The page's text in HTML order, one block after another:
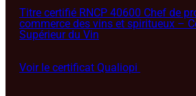
Titre certifié RNCP 40600 Chef de
commerce des vins et spiritueux –
Supérieur du Vin
Voir le certificat Qualiopi